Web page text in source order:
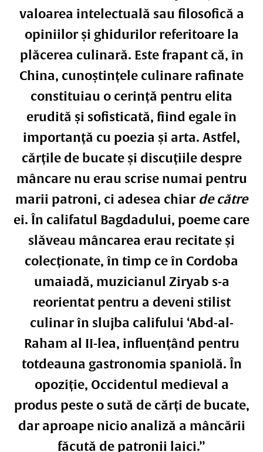
valoarea intelectuală sau filosofică a
opiniilor și ghidurilor referitoare la
plăcerea culinară. Este frapant că, în
China, cunoștințele culinare rafinate
constituiau o cerință pentru elita
erudită și sofisticată, fiind egale în
importanță cu poezia și arta. Astfel,
cărțile de bucate și discuțiile despre
mâncare nu erau scrise numai pentru
marii patroni, ci adesea chiar de către
ei. În califatul Bagdadului, poeme care
slăveau mâncarea erau recitate și
colecționate, în timp ce în Cordoba
umaiadă, muzicianul Ziryab s-a
reorientat pentru a deveni stilist
culinar în slujba califului ‘Abd-al-
Raham al II-lea, influențând pentru
totdeauna gastronomia spaniolă. În
opoziție, Occidentul medieval a
produs peste o sută de cărți de bucate,
dar aproape nicio analiză a mâncării
făcută de patronii laici.”